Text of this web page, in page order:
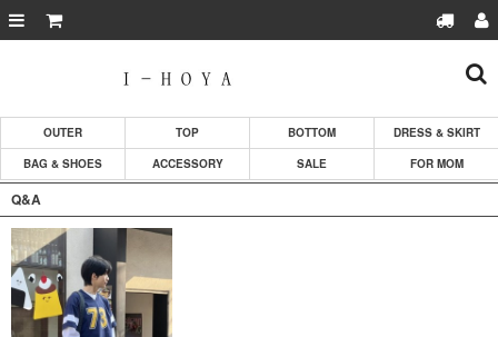
OUTER TOP BOTTOM
DRESS & SKIRT
BAG & SHOES
ACCESSORY SALE FOR MOM
Q&A